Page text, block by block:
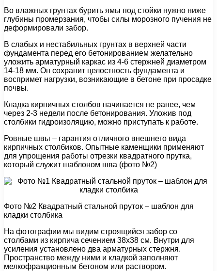
Во влажных грунтах бурить ямы под стойки нужно ниже
глубины промерзания, чтобы силы морозного пучения не
деформировали забор.
В слабых и нестабильных грунтах в верхней части
фундамента перед его бетонированием желательно
уложить арматурный каркас из 4-6 стержней диаметром
14-18 мм. Он сохранит целостность фундамента и
воспримет нагрузки, возникающие в бетоне при просадке
почвы.
Кладка кирпичных столбов начинается не ранее, чем
через 2-3 недели после бетонирования. Уложив под
столбики гидроизоляцию, можно приступать к работе.
Ровные швы – гарантия отличного внешнего вида
кирпичных столбиков. Опытные каменщики применяют
для упрощения работы отрезки квадратного прутка,
который служит шаблоном шва (фото №2)
Фото №2 Квадратный стальной пруток – шаблон для
кладки столбика
На фотографии мы видим строящийся забор со
столбами из кирпича сечением 38х38 см. Внутри для
усиления установлено два арматурных стержня.
Пространство между ними и кладкой заполняют
мелкофракционным бетоном или раствором.